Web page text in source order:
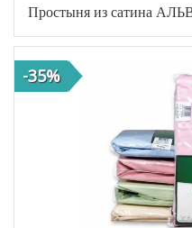
Простыня из сатина
-35%